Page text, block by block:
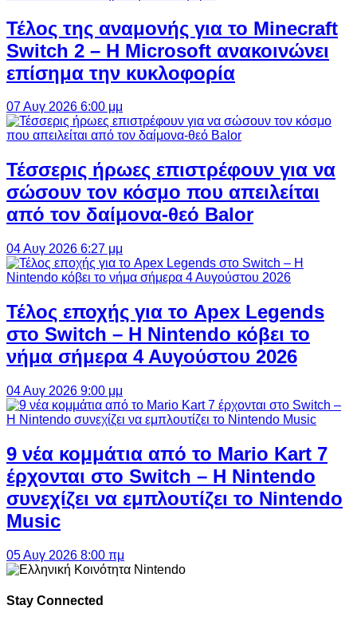
Τέλος της αναμονής για το Minecraft
Switch 2 – Η Microsoft ανακοινώνει
επίσημα την κυκλοφορία
07 Αυγ 2026 6:00 μμ
Τέσσερις ήρωες επιστρέφουν για να
σώσουν τον κόσμο που απειλείται
από τον δαίμονα-θεό Balor
04 Αυγ 2026 6:27 μμ
Τέλος εποχής για το Apex Legends
στο Switch – Η Nintendo κόβει το
νήμα σήμερα 4 Αυγούστου 2026
04 Αυγ 2026 9:00 μμ
9 νέα κομμάτια από το Mario Kart 7
έρχονται στο Switch – Η Nintendo
συνεχίζει να εμπλουτίζει το Nintendo
Music
05 Αυγ 2026 8:00 πμ
Stay Connected